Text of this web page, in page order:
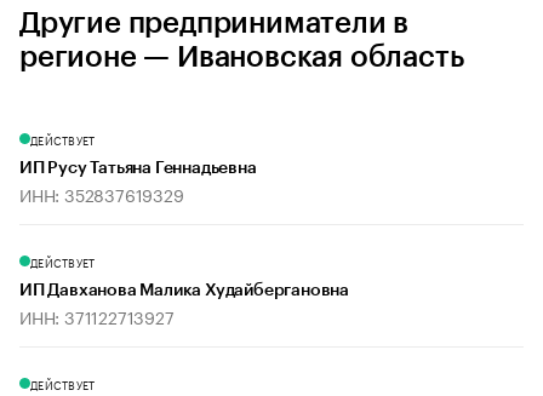
Другие предприниматели в
регионе — Ивановская область
ДЕЙСТВУЕТ
ИП Русу Татьяна Геннадьевна
ИНН: 352837619329
ДЕЙСТВУЕТ
ИП Давханова Малика Худайбергановна
ИНН: 371122713927
ДЕЙСТВУЕТ